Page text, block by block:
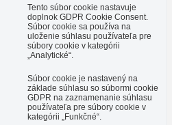
Tento súbor cookie nastavuje
doplnok GDPR Cookie Consent.
Súbor cookie sa používa na
uloženie súhlasu používateľa pre
súbory cookie v kategórii
„Analytické“.
Súbor cookie je nastavený na
základe súhlasu so súbormi cookie
GDPR na zaznamenanie súhlasu
používateľa pre súbory cookie v
kategórii „Funkčné“.